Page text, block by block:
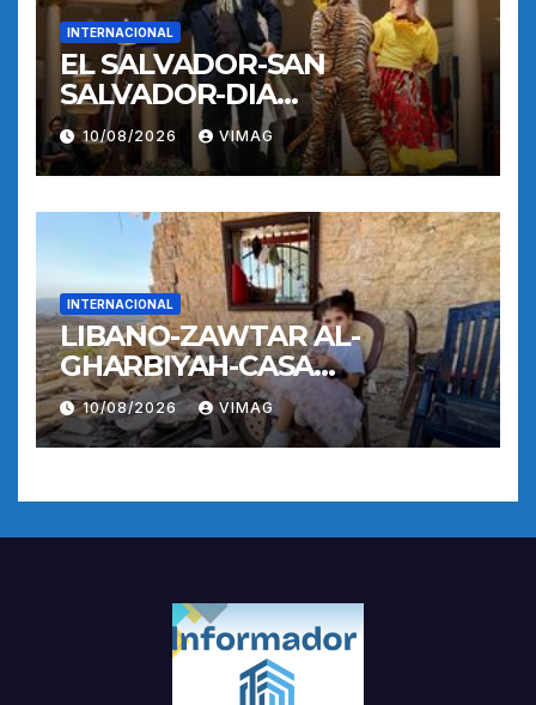
INTERNACIONAL
EL SALVADOR-SAN
SALVADOR-DIA
INTERNACIONAL DE LOS
PUEBLOS INDIGENAS
10/08/2026 VIMAG
INTERNACIONAL
LIBANO-ZAWTAR AL-
GHARBIYAH-CASA
DESTRUIDA
10/08/2026 VIMAG